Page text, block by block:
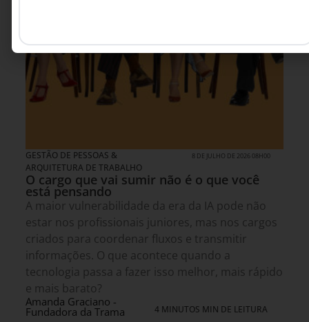
GESTÃO DE PESSOAS &
ARQUITETURA DE TRABALHO
8 DE JULHO DE 2026 08H00
O cargo que vai sumir não é o que você
está pensando
A maior vulnerabilidade da era da IA pode não
estar nos profissionais juniores, mas nos cargos
criados para coordenar fluxos e transmitir
informações. O que acontece quando a
tecnologia passa a fazer isso melhor, mais rápido
e mais barato?
Amanda Graciano -
Fundadora da Trama 4 MINUTOS MIN DE LEITURA